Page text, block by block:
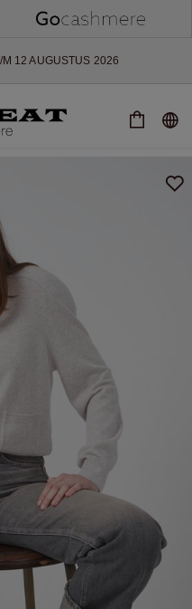
12 AUGUSTUS 2026
EDITION
TOEPASSING ZIJN
VOOR HET KOMENDE
SALE